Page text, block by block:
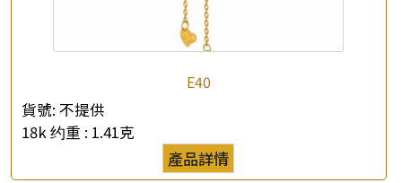
*
E40
貨號: 不提供
18k 约重 : 1.41克
產品詳情